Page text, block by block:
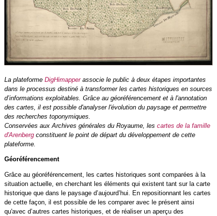
La plateforme DigHimapperassocie le public à deux étapes importantes
dans le processus destiné à transformer les cartes historiques en sources
d’informations exploitables. Grâce au géoréférencement et à l'annotation
des cartes, il est possible d'analyser l'évolution du paysage et permettre
des recherches toponymiques.
Conservées aux Archives générales du Royaume, les cartes de la famille
d'Arenbergconstituent le point de départ du développement de cette
plateforme.
Géoréférencement
Grâce au géoréférencement, les cartes historiques sont comparées à la
situation actuelle, en cherchant les éléments qui existent tant sur la carte
historique que dans le paysage d’aujourd’hui. En repositionnant les cartes
de cette façon, il est possible de les comparer avec le présent ainsi
qu'avec d’autres cartes historiques, et de réaliser un aperçu des